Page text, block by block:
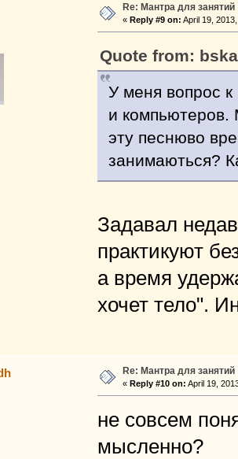
Re: Мантра для занятий
« Reply #9 on: April 19,
Quote from:
У меня вопрос
и компьютеров.
эту песнюво
занимаються?
Задавал
практикуют
а время
хочет тело".
Re: Мантра для занятий
« Reply #10 on: April 19,
не совсем
мысленно?